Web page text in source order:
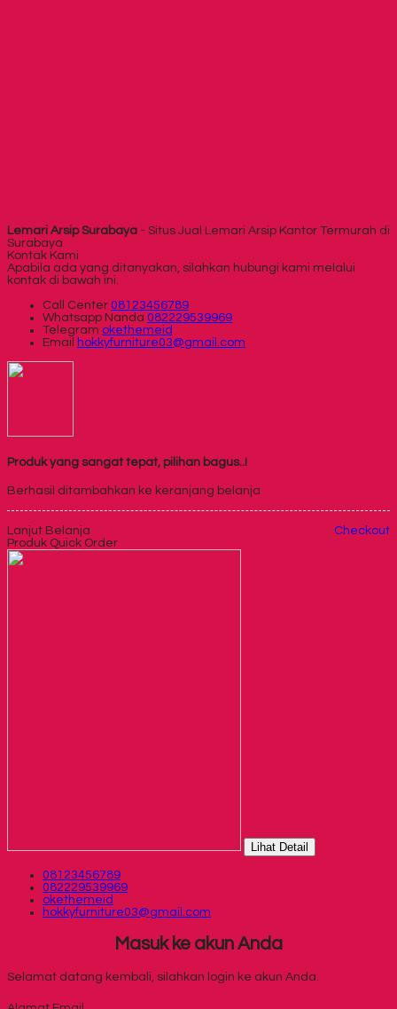
Lemari Arsip Surabaya - Situs Jual Lemari Arsip Kantor Termurah di
Surabaya
Kontak Kami
Apabila ada yang ditanyakan, silahkan hubungi kami melalui
kontak di bawah ini.
Call Center 08123456789
Whatsapp Nanda 082229539969
Telegram okethemeid
Email
hokkyfurniture03@gmail.com
Produk yang sangat tepat, pilihan bagus..!
Berhasil ditambahkan ke keranjang belanja
Lanjut Belanja
Checkout
Produk Quick Order
Lihat Detail
08123456789
082229539969
okethemeid
hokkyfurniture03@gmail.com
Masuk ke akun Anda
Selamat datang kembali, silahkan login ke akun Anda.